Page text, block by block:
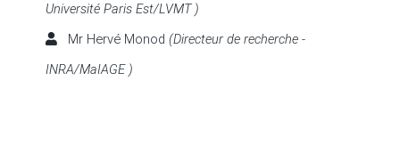
Université Paris Est/LVMT )
Mr Hervé Monod(Directeur de recherche -
INRA/MaIAGE )